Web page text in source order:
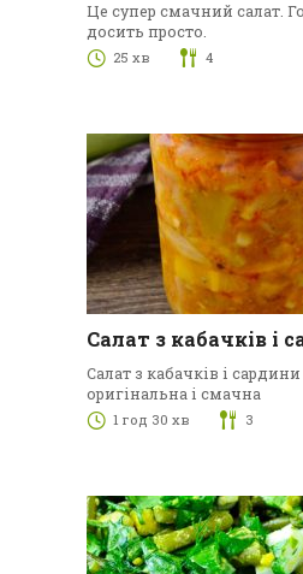
Це супер смачний салат.
досить просто.
25 хв 4
Салат з кабачків і
Салат з кабачків і сардини
оригінальна і смачна
1 год 30 хв 3